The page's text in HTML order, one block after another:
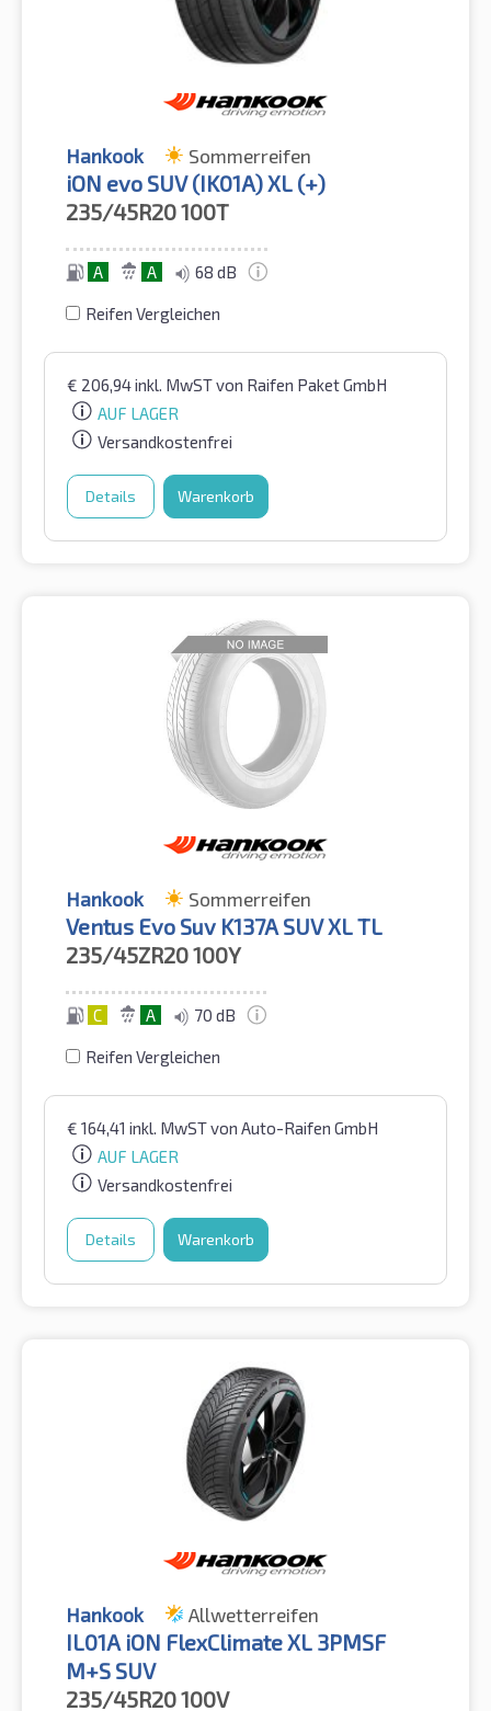
Hankook Sommerreifen
iON evo SUV (IK01A) XL (+)
235/45R20100T
A A 68 dB
Reifen Vergleichen
€ 206,94inkl. MwSTvon Raifen Paket GmbH
AUF LAGER
Versandkostenfrei
Details Warenkorb
Hankook Sommerreifen
Ventus Evo Suv K137A SUV XL TL
235/45ZR20100Y
C A 70 dB
Reifen Vergleichen
€ 164,41 inkl. MwSTvon Auto-Raifen GmbH
AUF LAGER
Versandkostenfrei
Details Warenkorb
Hankook Allwetterreifen
IL01A iON FlexClimate XL 3PMSF
M+S SUV
235/45R20100V